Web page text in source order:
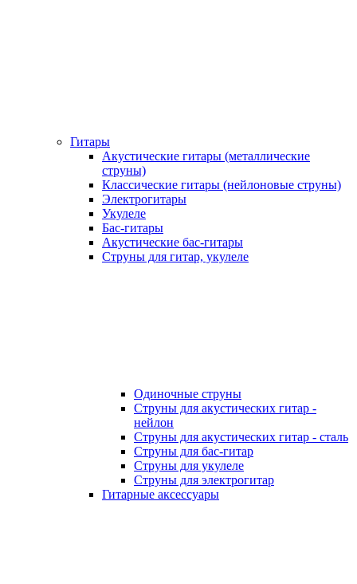
Гитары
Акустические гитары (металлические
струны)
Классические гитары (нейлоновые струны)
Электрогитары
Укулеле
Бас-гитары
Акустические бас-гитары
Струны для гитар, укулеле
Одиночные струны
Струны для акустических гитар -
нейлон
Струны для акустических гитар - сталь
Струны для бас-гитар
Струны для укулеле
Струны для электрогитар
Гитарные аксессуары